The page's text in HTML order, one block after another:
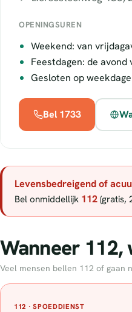
OPENINGSUREN
Weekend: van
Feestdagen: de
Gesloten op
Bel 1733
Levensbedreigend of
Bel onmiddellijk 112 (gratis,
Wanneer 112,
Veel mensen bellen 112 of gaan
112 · SPOEDDIENST